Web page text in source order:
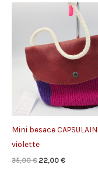
Mini besace
violette
35,00€ Le
22,00 €Le